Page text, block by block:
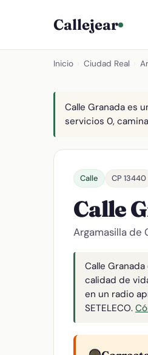
Callejear
Inicio Ciudad Real
Calle Granada es
servicios 0,
Calle CP 13440
Calle
Argamasilla de
Calle
calidad de
en un radio
SETELECO.